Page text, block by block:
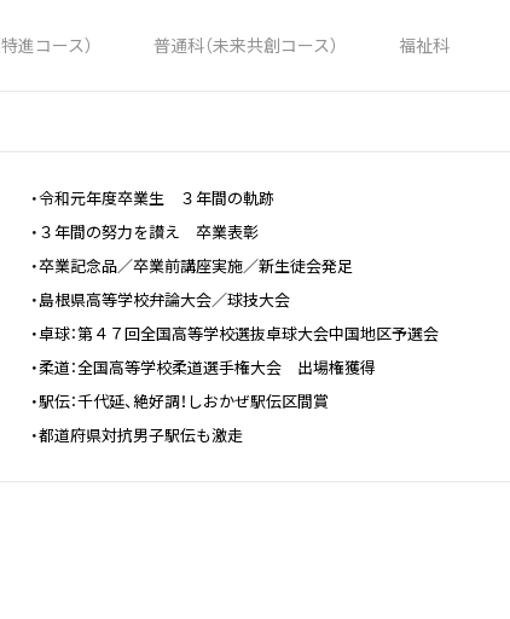
進コース） 普通科（未来共創コース） 福祉科
・令和元年度卒業生 ３年間の軌跡
・３年間の努力を讃え 卒業表彰
・卒業記念品／卒業前講座実施／新生徒会発足
・島根県高等学校弁論大会／球技大会
・卓球：第４７回全国高等学校選抜卓球大会中国地区予選会
・柔道：全国高等学校柔道選手権大会 出場権獲得
・駅伝：千代延、絶好調！しおかぜ駅伝区間賞
・都道府県対抗男子駅伝も激走